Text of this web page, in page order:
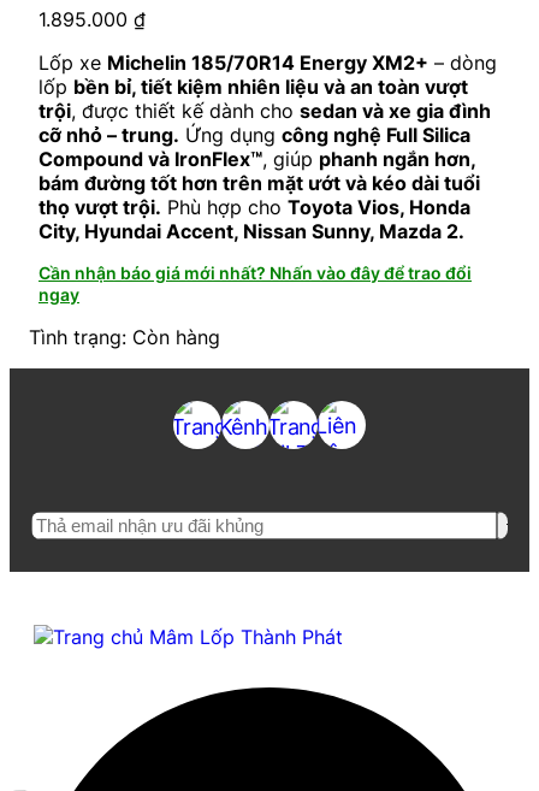
1.895.000 ₫
Lốp xe Michelin 185/70R14 Energy XM2+ – dòng
lốp bền bỉ, tiết kiệm nhiên liệu và an toàn vượt
trội, được thiết kế dành cho sedan và xe gia đình
cỡ nhỏ – trung. Ứng dụng công nghệ Full Silica
Compound và IronFlex™, giúp phanh ngắn hơn,
bám đường tốt hơn trên mặt ướt và kéo dài tuổi
thọ vượt trội. Phù hợp cho Toyota Vios, Honda
City, Hyundai Accent, Nissan Sunny, Mazda 2.
Cần nhận báo giá mới nhất? Nhấn vào đây để trao đổi
ngay
Tình trạng: Còn hàng